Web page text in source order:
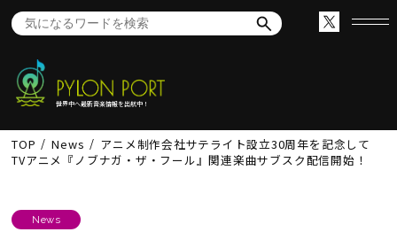
世界中へ最新音楽情報を出航中！
TOP News
アニメ制作会社サテライト設立30周年を記念して
TVアニメ『ノブナガ・ザ・フール』関連楽曲サブスク配信開始！
News